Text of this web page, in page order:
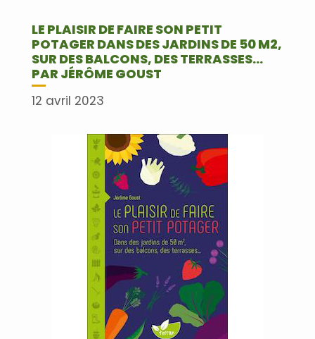
LE PLAISIR DE FAIRE SON PETIT
POTAGER DANS DES JARDINS DE 50 M2,
SUR DES BALCONS, DES TERRASSES…
PAR JÉRÔME GOUST
12 avril 2023